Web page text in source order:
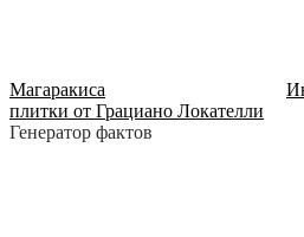
Магаракиса
плитки от Грациано Локателли
Генератор фактов